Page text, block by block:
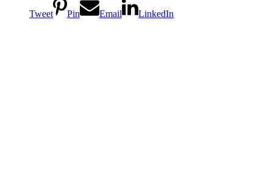
Tweet Pin Email LinkedIn